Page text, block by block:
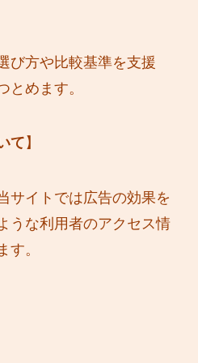
び方や比較基準を支援
とめます。
て】
サイトでは広告の効果を
うな利用者のアクセス情
す。